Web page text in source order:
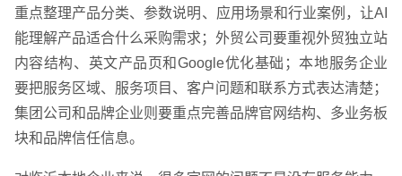
重点整理产品分类、参数说明、应用场景和行业案例，让AI
能理解产品适合什么采购需求；外贸公司要重视外贸独立站
内容结构、英文产品页和Google优化基础；本地服务企业
要把服务区域、服务项目、客户问题和联系方式表达清楚；
集团公司和品牌企业则要重点完善品牌官网结构、多业务板
块和品牌信任信息。
GEO生成式引擎优化 · 外贸独立站建设